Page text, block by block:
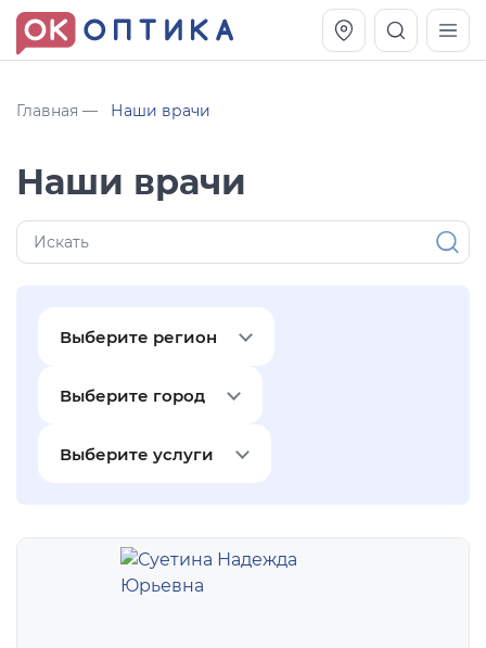
Главная Наши врачи
Наши врачи
Выберите регион
Выберите город
Выберите услуги